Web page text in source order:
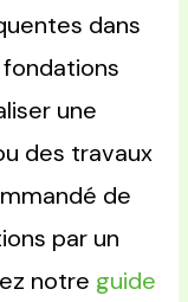
dans
une
des travaux
de
par un
notre guide